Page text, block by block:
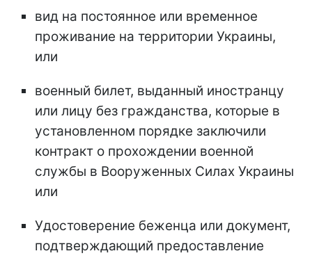
вид на постоянное или временное
проживание на территории Украины,
или
военный билет, выданный иностранцу
или лицу без гражданства, которые в
установленном порядке заключили
контракт о прохождении военной
службы в Вооруженных Силах Украины
или
Удостоверение беженца или документ,
подтверждающий предоставление